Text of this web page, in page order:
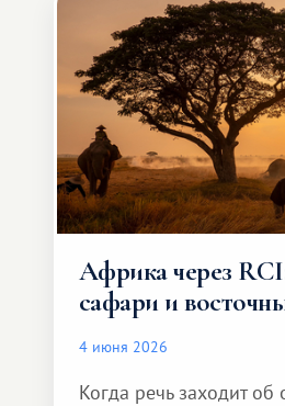
масштабное, но тёплое
и запоминающееся :)
Африка через
сафари и
4 июня 2026
Когда речь заходит об